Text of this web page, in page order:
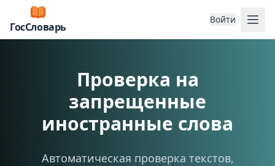
ГосСловарь
Войти
Проверка на
запрещенные
иностранные слова
Автоматическая проверка текстов,